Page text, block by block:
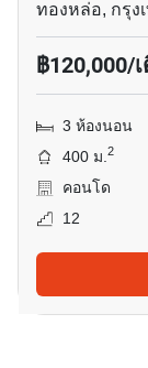
ทองหล่อ, กรุง
฿120,000/
3 ห้องนอน
400 ม.2
คอนโด
12